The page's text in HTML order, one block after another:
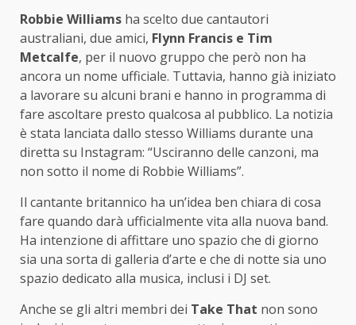
Robbie Williams ha scelto due cantautori
australiani, due amici, Flynn Francis e Tim
Metcalfe, per il nuovo gruppo che però non ha
ancora un nome ufficiale. Tuttavia, hanno già iniziato
a lavorare su alcuni brani e hanno in programma di
fare ascoltare presto qualcosa al pubblico. La notizia
è stata lanciata dallo stesso Williams durante una
diretta su Instagram: “Usciranno delle canzoni, ma
non sotto il nome di Robbie Williams”.
Il cantante britannico ha un’idea ben chiara di cosa
fare quando darà ufficialmente vita alla nuova band.
Ha intenzione di affittare uno spazio che di giorno
sia una sorta di galleria d’arte e che di notte sia uno
spazio dedicato alla musica, inclusi i DJ set.
Anche se gli altri membri dei Take That non sono